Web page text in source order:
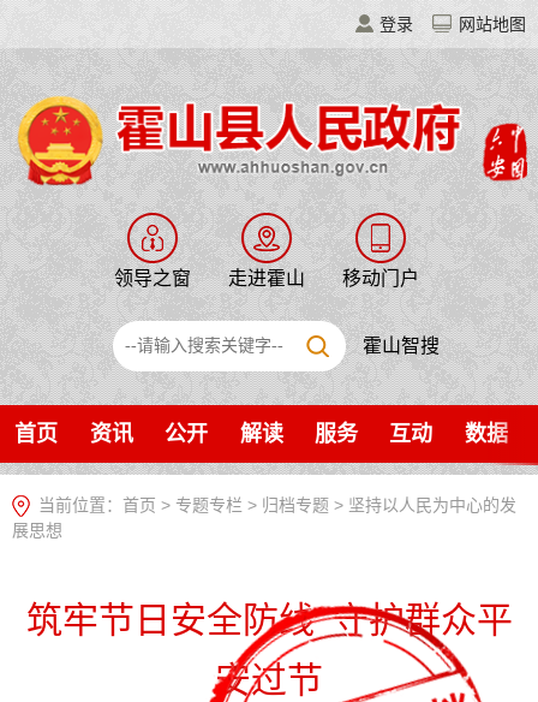
登录 网站地图
领导之窗 走进霍山 移动门户
霍山智搜
首页 资讯 公开 解读 服务 互动 数据
当前位置： 首页 > 专题专栏 > 归档专题 > 坚持以人民为中心的发
展思想
筑牢节日安全防线 守护群众平
安过节